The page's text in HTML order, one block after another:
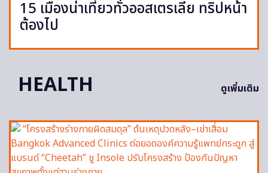
15 เมืองน่าเที่ยวทั่วออสเตรเลีย ทริปหน้า
ต้องไป
HEALTH ดูเพิ่มเติม